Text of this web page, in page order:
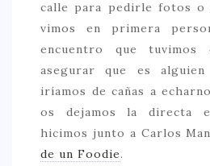
calle para pedirle fotos o
vimos en primera
encuentro que tuvimos
asegurar que es
iríamos de cañas a
os dejamos la directa
hicimos junto a Carlos
de un Foodie.